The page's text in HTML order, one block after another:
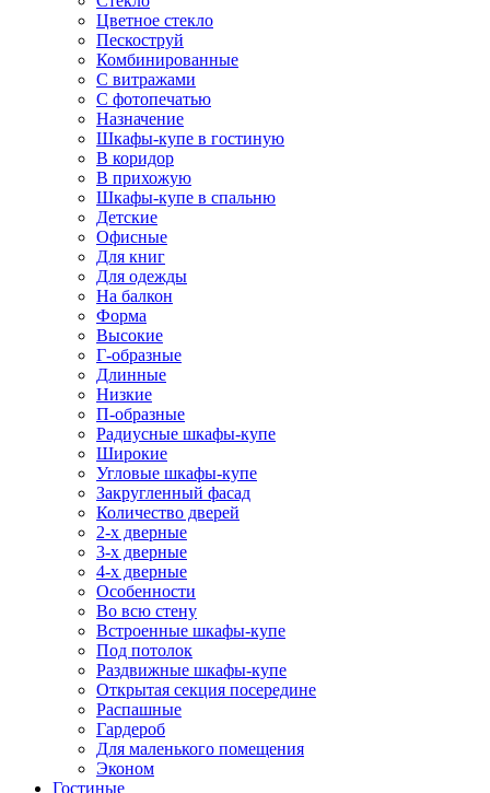
Цветное стекло
Пескоструй
Комбинированные
С витражами
С фотопечатью
Назначение
Шкафы-купе в гостиную
В коридор
В прихожую
Шкафы-купе в спальню
Детские
Офисные
Для книг
Для одежды
На балкон
Форма
Высокие
Г-образные
Длинные
Низкие
П-образные
Радиусные шкафы-купе
Широкие
Угловые шкафы-купе
Закругленный фасад
Количество дверей
2-х дверные
3-х дверные
4-х дверные
Особенности
Во всю стену
Встроенные шкафы-купе
Под потолок
Раздвижные шкафы-купе
Открытая секция посередине
Распашные
Гардероб
Для маленького помещения
Эконом
Гостиные